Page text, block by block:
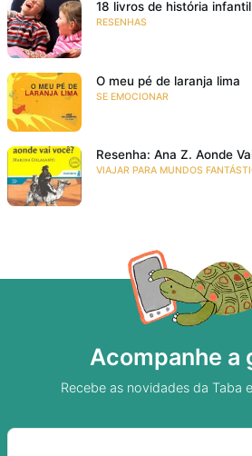
18 livros de história
RESENHAS
O meu pé de laranja lima
SE EMOCIONAR
Resenha: Ana Z. Aonde
VIAJAR PARA MUNDOS
Acompanhe a
Recebe as novidades da Taba